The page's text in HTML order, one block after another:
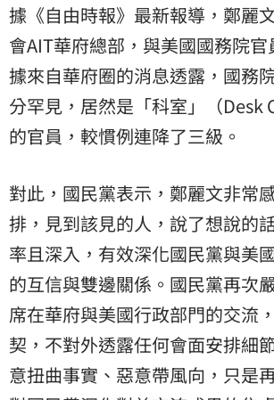
據《自由時報》最新報導，鄭麗
會AIT華府總部，與美國國務院
據來自華府圈的消息透露，國務
分罕見，居然是「科室」（Desk
的官員，較慣例連降了三級。
對此，國民黨表示，鄭麗文非常
排，見到該見的人，說了想說的
率且深入，有效深化國民黨與美
的互信與雙邊關係。國民黨再次
席在華府與美國行政部門的交流
契，不對外透露任何會面安排細
意扭曲事實、惡意帶風向，只是